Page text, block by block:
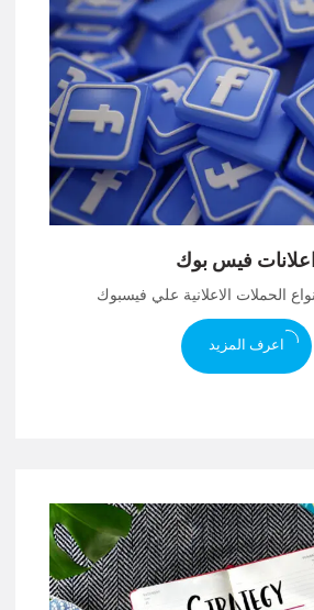
اعلانات فيس بوك
الحملات الاعلانية علي فيسبوك
اعرف المزيد